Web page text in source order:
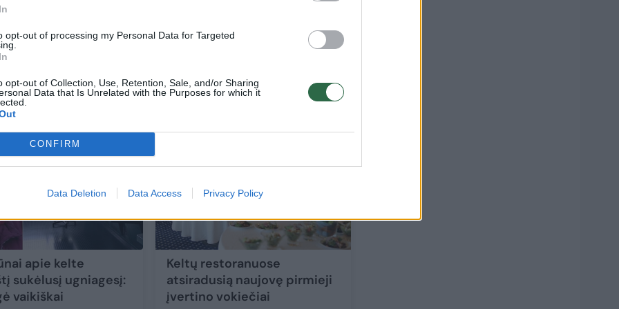
opt-out of processing my Personal Data for Targeted
opt-out of Collection, Use, Retention, Sale, and/or Sharing
Data that Is Unrelated with the Purposes for which it
CONFIRM
Data Deletion Data Access Privacy Policy
Atostogoms šiemet lietuviai pinigų netaško,
Verslas 2020-07-17
apie kelte
sukėlusį ugniagesį:
vaikiškai
2
Keltų restoranuose
atsiradusią naujovę pirmieji
įvertino vokiečiai